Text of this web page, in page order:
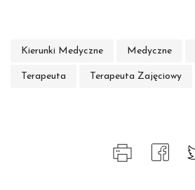
Kierunki Medyczne Medyczne
Terapeuta Terapeuta Zajęciowy